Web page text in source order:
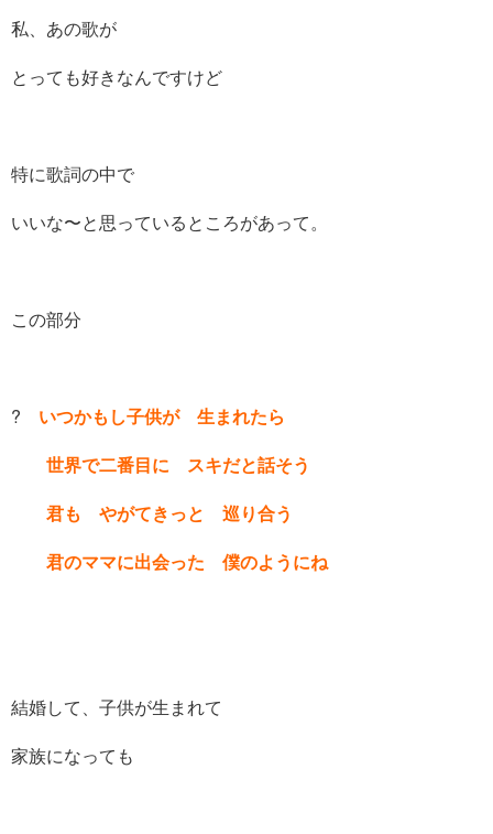
私、あの歌が
とっても好きなんですけど
特に歌詞の中で
いいな〜と思っているところがあって。
この部分
? いつかもし子供が 生まれたら
世界で二番目に スキだと話そう
君も やがてきっと 巡り合う
君のママに出会った 僕のようにね
結婚して、子供が生まれて
家族になっても